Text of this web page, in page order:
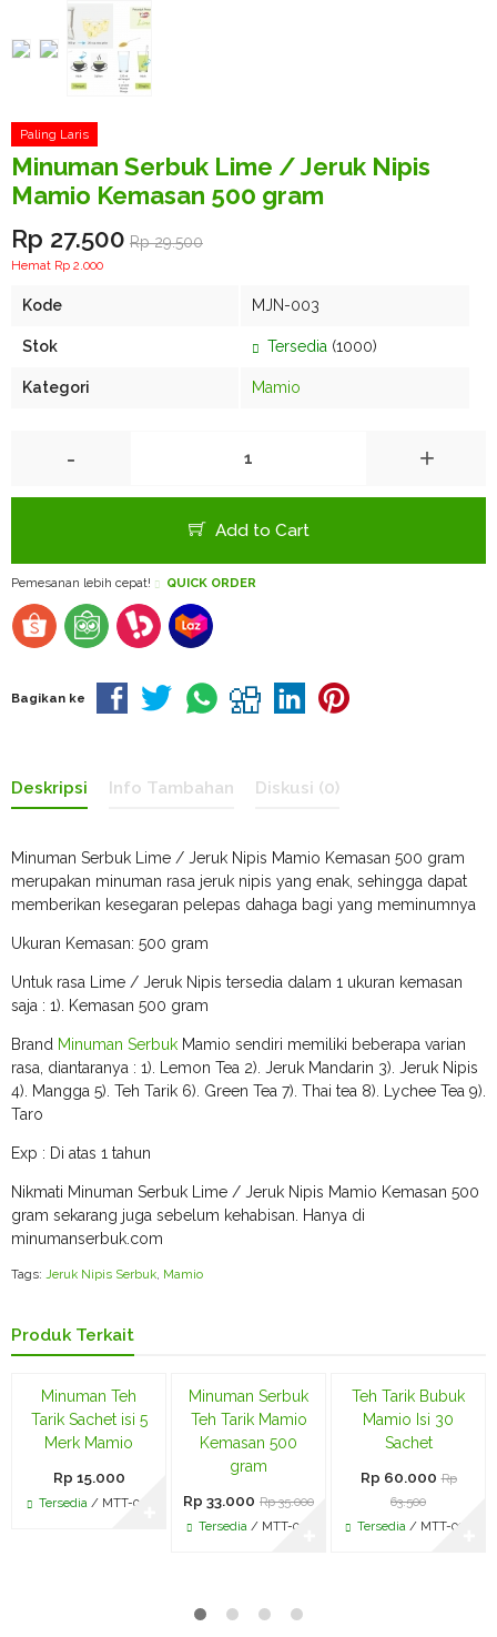
Paling Laris
Minuman Serbuk Lime / Jeruk Nipis
Mamio Kemasan 500 gram
Rp 27.500 Rp 29.500
Hemat Rp 2.000
Kode MJN-003
Stok Tersedia (1000)
Kategori Mamio
- +
Add to Cart
Pemesanan lebih cepat! QUICK ORDER
Bagikan ke
Deskripsi Info Tambahan Diskusi (0)
Minuman Serbuk Lime / Jeruk Nipis Mamio Kemasan 500 gram
merupakan minuman rasa jeruk nipis yang enak, sehingga dapat
memberikan kesegaran pelepas dahaga bagi yang meminumnya
Ukuran Kemasan: 500 gram
Untuk rasa Lime / Jeruk Nipis tersedia dalam 1 ukuran kemasan
saja : 1). Kemasan 500 gram
Brand Minuman Serbuk Mamio sendiri memiliki beberapa varian
rasa, diantaranya : 1). Lemon Tea 2). Jeruk Mandarin 3). Jeruk Nipis
4). Mangga 5). Teh Tarik 6). Green Tea 7). Thai tea 8). Lychee Tea 9).
Taro
Exp : Di atas 1 tahun
Nikmati Minuman Serbuk Lime / Jeruk Nipis Mamio Kemasan 500
gram sekarang juga sebelum kehabisan. Hanya di
minumanserbuk.com
Tags: Jeruk Nipis Serbuk Mamio
Produk Terkait
Minuman Teh
Tarik Sachet isi 5
Merk Mamio
Rp 15.000
Tersedia/ MTT-001
Paling Laris
Diskon
6%
Minuman Serbuk
Teh Tarik Mamio
Kemasan 500
gram
Rp 33.000 Rp 35.000
Tersedia/ MTT-003
Diskon
6%
Teh Tarik Bubuk
Mamio Isi 30
Sachet
Rp 60.000 Rp
63.500
Tersedia / MTT-002